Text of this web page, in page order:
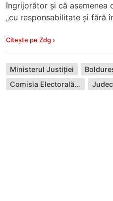
îngrijorător și că asemenea
„cu responsabilitate și fără
Citește pe Zdg ›
Ministerul Justiției
Comisia Electorală Centrală